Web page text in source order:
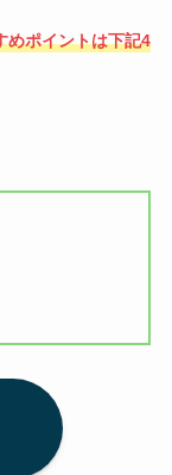
めポイントは下記4